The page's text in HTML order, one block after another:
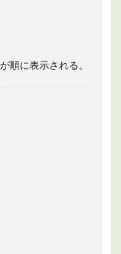
順に表示される。